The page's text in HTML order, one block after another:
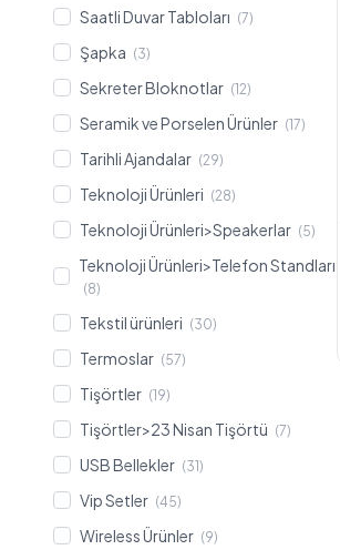
Saatli Duvar Tabloları (7)
Şapka (3)
Sekreter Bloknotlar (12)
Seramik ve Porselen Ürünler (17)
Tarihli Ajandalar (29)
Teknoloji Ürünleri (28)
Teknoloji Ürünleri>Speakerlar (5)
Teknoloji Ürünleri>Telefon Standları
(8)
Tekstil ürünleri (30)
Termoslar (57)
Tişörtler (19)
Tişörtler>23 Nisan Tişörtü (7)
USB Bellekler (31)
Vip Setler (45)
Wireless Ürünler (9)